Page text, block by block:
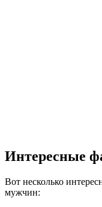
Интересные
Вот несколько
мужчин: